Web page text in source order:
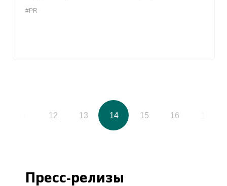
#PR
12 13 14 15 16
Пресс-релизы